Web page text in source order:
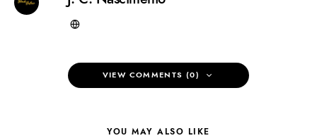
VIEW COMMENTS (0)
YOU MAY ALSO LIKE